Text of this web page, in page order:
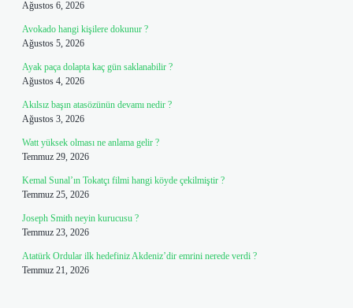
Ağustos 6, 2026
Avokado hangi kişilere dokunur ?
Ağustos 5, 2026
Ayak paça dolapta kaç gün saklanabilir ?
Ağustos 4, 2026
Akılsız başın atasözünün devamı nedir ?
Ağustos 3, 2026
Watt yüksek olması ne anlama gelir ?
Temmuz 29, 2026
Kemal Sunal’ın Tokatçı filmi hangi köyde çekilmiştir ?
Temmuz 25, 2026
Joseph Smith neyin kurucusu ?
Temmuz 23, 2026
Atatürk Ordular ilk hedefiniz Akdeniz’dir emrini nerede verdi ?
Temmuz 21, 2026